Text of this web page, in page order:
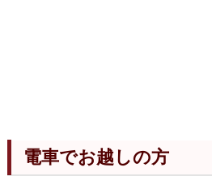
電車でお越しの方